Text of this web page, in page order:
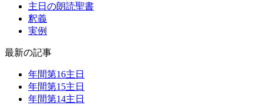
主日の朗読聖書
釈義
実例
最新の記事
年間第16主日
年間第15主日
年間第14主日